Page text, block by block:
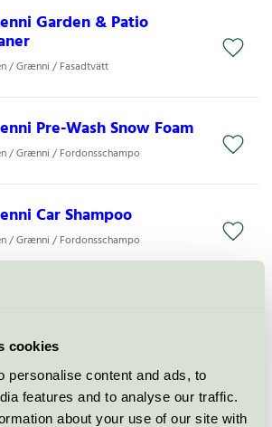
cookies
personalise content and ads, to
features and to analyse our traffic.
about your use of our site with
Garden & Patio
/ Grænni / Fasadtvätt
Pre-Wash Snow Foam
/ Grænni / Fordonsschampo
Car Shampoo
/ Grænni / Fordonsschampo
Wheel & Tyre Cleaner
/ Grænni / Fälg- och däckrengöring